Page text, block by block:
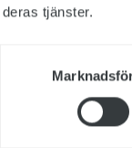
tjänster.